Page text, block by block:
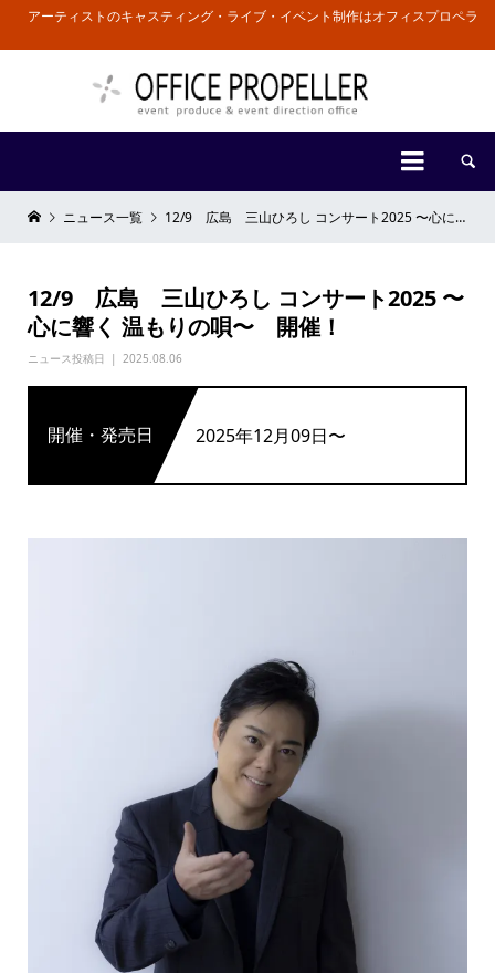
アーティストのキャスティング・ライブ・イベント制作はオフィスプロペラ
 
ニュース一覧 12/9 広島 三山ひろし コンサート2025 〜心に響く 温もりの唄〜 開催！
12/9 広島 三山ひろし コンサート2025 〜
心に響く 温もりの唄〜 開催！
ニュース投稿日 2025.08.06
開催・発売日 2025年12月09日〜